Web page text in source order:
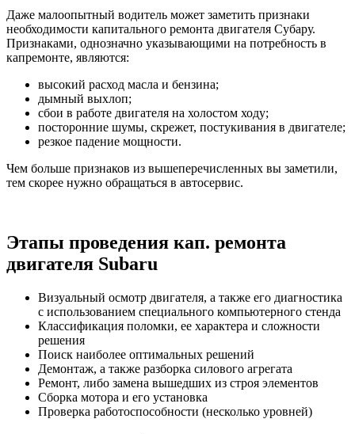
Даже малоопытный водитель может заметить признаки
необходимости капитального ремонта двигателя Субару.
Признаками, однозначно указывающими на потребность в
капремонте, являются:
высокий расход масла и бензина;
дымный выхлоп;
сбои в работе двигателя на холостом ходу;
посторонние шумы, скрежет, постукивания в двигателе;
резкое падение мощности.
Чем больше признаков из вышеперечисленных вы заметили,
тем скорее нужно обращаться в автосервис.
Этапы проведения кап. ремонта
двигателя Subaru
Визуальный осмотр двигателя, а также его диагностика
с использованием специального компьютерного стенда
Классификация поломки, ее характера и сложности
решения
Поиск наиболее оптимальных решений
Демонтаж, а также разборка силового агрегата
Ремонт, либо замена вышедших из строя элементов
Сборка мотора и его установка
Проверка работоспособности (несколько уровней)